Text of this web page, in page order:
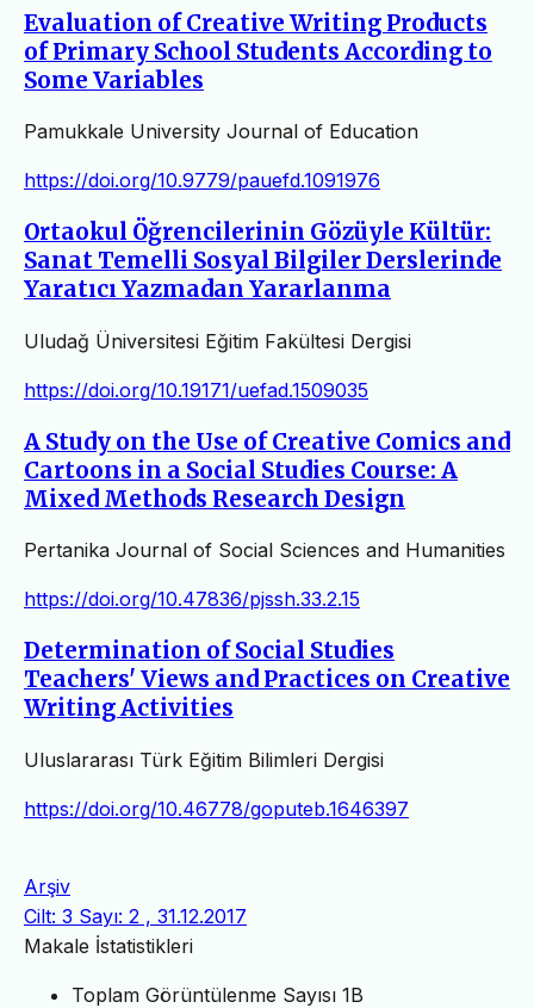
Evaluation of Creative Writing Products
of Primary School Students According to
Some Variables
Pamukkale University Journal of Education
https://doi.org/10.9779/pauefd.1091976
Ortaokul Öğrencilerinin Gözüyle Kültür:
Sanat Temelli Sosyal Bilgiler Derslerinde
Yaratıcı Yazmadan Yararlanma
Uludağ Üniversitesi Eğitim Fakültesi Dergisi
https://doi.org/10.19171/uefad.1509035
A Study on the Use of Creative Comics and
Cartoons in a Social Studies Course: A
Mixed Methods Research Design
Pertanika Journal of Social Sciences and Humanities
https://doi.org/10.47836/pjssh.33.2.15
Determination of Social Studies
Teachers' Views and Practices on Creative
Writing Activities
Uluslararası Türk Eğitim Bilimleri Dergisi
https://doi.org/10.46778/goputeb.1646397
Arşiv
Cilt: 3 Sayı: 2 , 31.12.2017
Makale İstatistikleri
Toplam Görüntülenme Sayısı 1B